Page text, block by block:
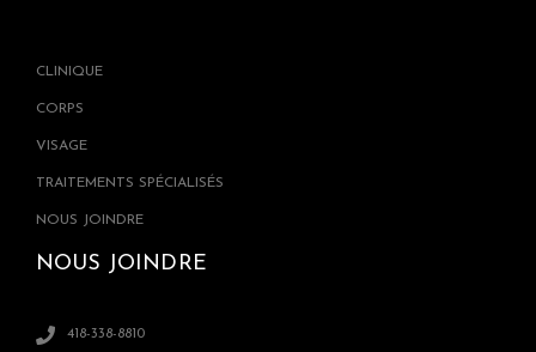
CLINIQUE
CORPS
VISAGE
TRAITEMENTS SPÉCIALISÉS
NOUS JOINDRE
NOUS JOINDRE
418-338-8810